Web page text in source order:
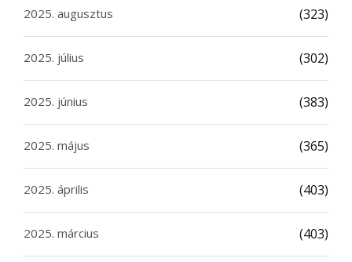
2025. augusztus (323)
2025. július (302)
2025. június (383)
2025. május (365)
2025. április (403)
2025. március (403)